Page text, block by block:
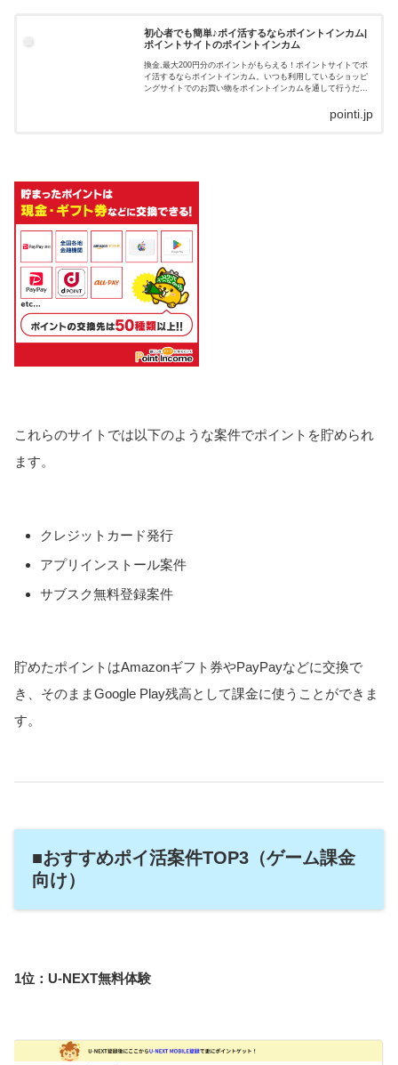
初心者でも簡単♪ポイ活するならポイントインカム|
ポイントサイトのポイントインカム
換金,最大200円分のポイントがもらえる！ポイントサイトでポ
イ活するならポイントインカム。いつも利用しているショッピ
ングサイトでのお買い物をポイントインカムを通して行うだけ
pointi.jp
これらのサイトでは以下のような案件でポイントを貯められ
ます。
クレジットカード発行
アプリインストール案件
サブスク無料登録案件
貯めたポイントはAmazonギフト券やPayPayなどに交換で
き、そのままGoogle Play残高として課金に使うことができま
す。
■おすすめポイ活案件TOP3（ゲーム課金
向け）
1位：U-NEXT無料体験